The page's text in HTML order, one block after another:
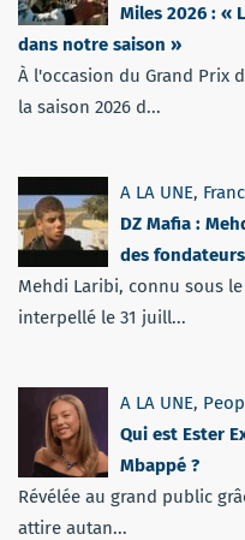
Miles 2026 : «
dans notre saison »
À l'occasion du Grand Prix
la saison 2026 d...
A LA UNE,
DZ Mafia :
des
Mehdi Laribi, connu sous
interpellé le 31 juill...
A LA UNE,
Qui est Ester
Mbappé ?
Révélée au grand public
attire autan...